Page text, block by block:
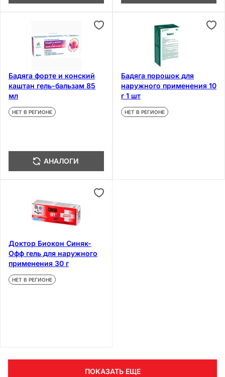
Бадяга форте и конский
каштан гель-бальзам 85
мл
НЕТ В РЕГИОНЕ
АНАЛОГИ
Бадяга порошок для
наружного применения 10
г 1 шт
НЕТ В РЕГИОНЕ
Доктор Биокон Синяк-
Офф гель для наружного
применения 30 г
НЕТ В РЕГИОНЕ
ПОКАЗАТЬ ЕЩЕ